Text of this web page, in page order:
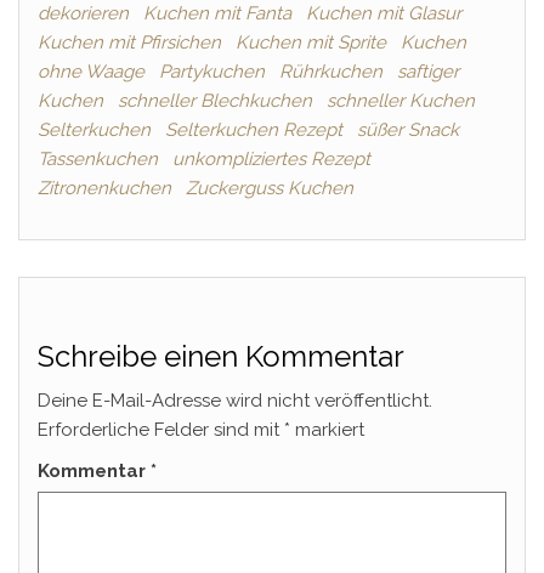
dekorieren
Kuchen mit Fanta
Kuchen mit Glasur
Kuchen mit Pfirsichen
Kuchen mit Sprite
Kuchen
ohne Waage
Partykuchen Rührkuchen
saftiger
Kuchen
schneller Blechkuchen
schneller Kuchen
Selterkuchen
Selterkuchen Rezept
süßer Snack
Tassenkuchen
unkompliziertes Rezept
Zitronenkuchen
Zuckerguss Kuchen
Schreibe einen Kommentar
Deine E-Mail-Adresse wird nicht veröffentlicht.
Erforderliche Felder sind mit * markiert
Kommentar *